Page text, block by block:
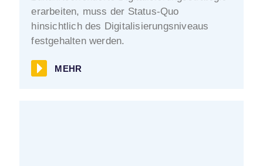
erarbeiten, muss der Status-Quo
hinsichtlich des Digitalisierungsniveaus
festgehalten werden.
MEHR